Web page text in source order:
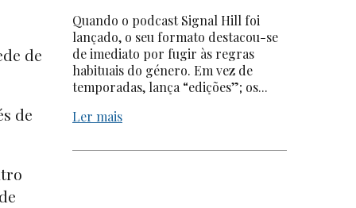
de
de
Quando o podcast Signal Hill foi
lançado, o seu formato destacou-se
de imediato por fugir às regras
habituais do género. Em vez de
temporadas, lança “edições”; os...
Ler mais